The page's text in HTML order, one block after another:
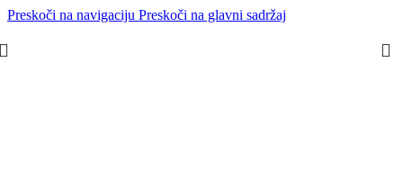
Preskoči na navigaciju Preskoči na glavni sadržaj